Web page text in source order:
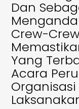
Dan
Crew-
Yang
Acara